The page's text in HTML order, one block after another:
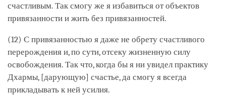
счастливым. Так смогу же я избавиться от объектов
привязанности и жить без привязанностей.
(12) С привязанностью я даже не обрету счастливого
перерождения и, по сути, отсеку жизненную силу
освобождения. Так что, когда бы я ни увидел практику
Дхармы, [дарующую] счастье, да смогу я всегда
прикладывать к ней усилия.